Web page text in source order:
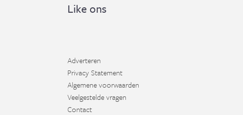
Like ons
Adverteren
Privacy Statement
Algemene voorwaarden
Veelgestelde vragen
Contact